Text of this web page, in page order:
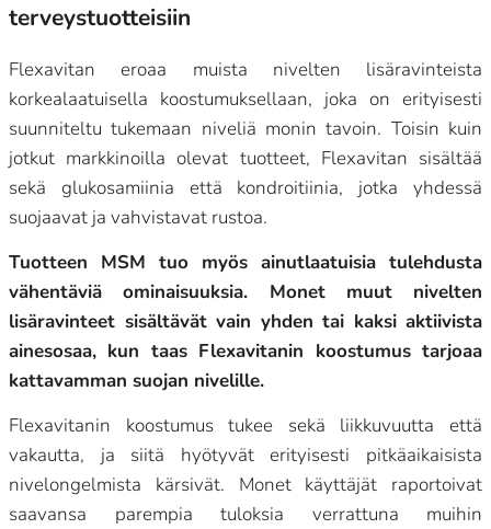
terveystuotteisiin
Flexavitan eroaa muista nivelten lisäravinteista
korkealaatuisella koostumuksellaan, joka on erityisesti
suunniteltu tukemaan niveliä monin tavoin. Toisin kuin
jotkut markkinoilla olevat tuotteet, Flexavitan sisältää
sekä glukosamiinia että kondroitiinia, jotka yhdessä
suojaavat ja vahvistavat rustoa.
Tuotteen MSM tuo myös ainutlaatuisia tulehdusta
vähentäviä ominaisuuksia. Monet muut nivelten
lisäravinteet sisältävät vain yhden tai kaksi aktiivista
ainesosaa, kun taas Flexavitanin koostumus tarjoaa
kattavamman suojan nivelille.
Flexavitanin koostumus tukee sekä liikkuvuutta että
vakautta, ja siitä hyötyvät erityisesti pitkäaikaisista
nivelongelmista kärsivät. Monet käyttäjät raportoivat
saavansa parempia tuloksia verrattuna muihin